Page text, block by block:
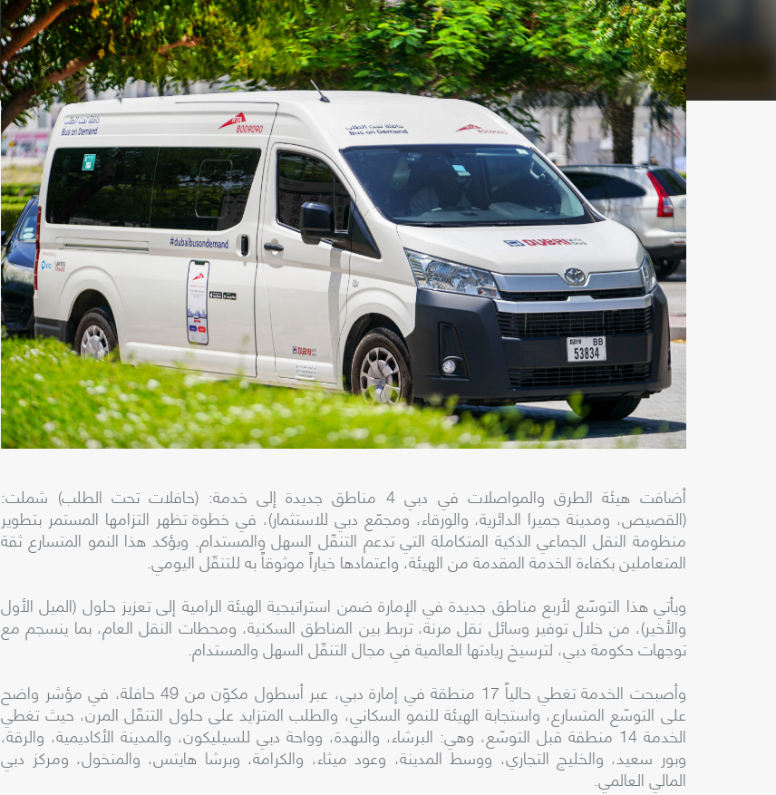
أضافت هيئة الطرق والمواصلات في دبي 4 مناطق جديدة إلى خدمة: (حافلات تحت الطلب) شملت:
(القصيص، ومدينة جميرا الدائرية، والورقاء، ومجمّع دبي للاستثمار)، في خطوة تظهر التزامها المستمر بتطوير
منظومة النقل الجماعي الذكية المتكاملة التي تدعم التنقّل السهل والمستدام. ويؤكد هذا النمو المتسارع ثقة
المتعاملين بكفاءة الخدمة المقدمة من الهيئة، واعتمادها خياراً موثوقاً به للتنقّل اليومي.
ويأتي هذا التوسّع لأربع مناطق جديدة في الإمارة ضمن استراتيجية الهيئة الرامية إلى تعزيز حلول (الميل الأول
والأخير)، من خلال توفير وسائل نقل مرنة، تربط بين المناطق السكنية، ومحطات النقل العام، بما ينسجم مع
توجهات حكومة دبي، لترسيخ ريادتها العالمية في مجال التنقّل السهل والمستدام.
وأصبحت الخدمة تغطي حالياً 17 منطقة في إمارة دبي، عبر أسطول مكوّن من 49 حافلة، في مؤشر واضح
على التوسّع المتسارع، واستجابة الهيئة للنمو السكاني، والطلب المتزايد على حلول التنقّل المرن، حيث تغطي
الخدمة 14 منطقة قبل التوسّع، وهي: البرشاء، والنهدة، وواحة دبي للسيليكون، والمدينة الأكاديمية، والرقة،
وبور سعيد، والخليج التجاري، ووسط المدينة، وعود ميثاء، والكرامة، وبرشا هايتس، والمنخول، ومركز دبي
المالي العالمي.